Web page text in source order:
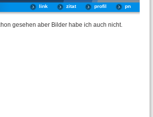
pn
profil
zitat
link
gesehen aber Bilder habe ich auch nicht.